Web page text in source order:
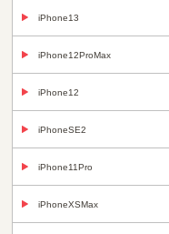
iPhone13
iPhone12ProMax
iPhone12
iPhoneSE2
iPhone11Pro
iPhoneXSMax